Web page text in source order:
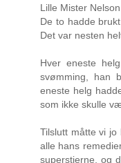
Lille Mister
De to hadde
Det var nesten
Hver eneste
svømming, han
eneste helg
som ikke skulle
Tilslutt måtte vi
alle hans
superstjerne, og